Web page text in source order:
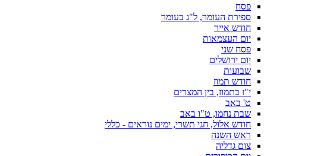
פסח
ספירת העומר, ל"ג בעומר
חודש אייר
יום העצמאות
פסח שני
יום ירושלים
שבועות
חודש תמוז
י"ז בתמוז, בין המצרים
ט' באב
שבת נחמו, ט"ו באב
חודש אלול, חגי תשרי, ימים נוראים - כללי
ראש השנה
צום גדליה